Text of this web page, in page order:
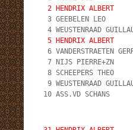
2 HENDRIX ALBERT
3 GEEBELEN LEO
5 HENDRIX ALBERT
6 VANDERSTRAETEN
7 NIJS PIERRE+ZN
8 SCHEEPERS THEO
9 WEUSTENRAAD
10 ASS.VD SCHANS